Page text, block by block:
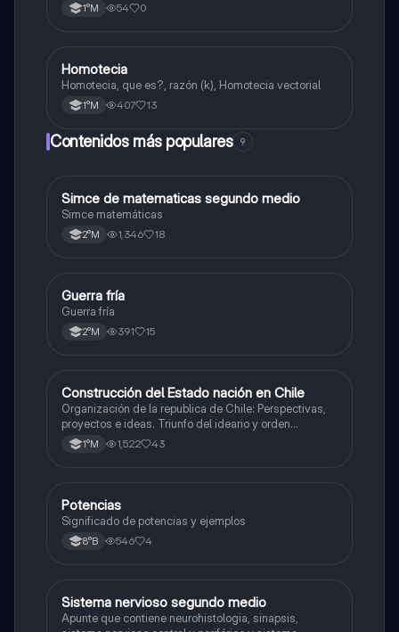
1°M 54 0
Matemáticas
Homotecia
Homotecia, que es?, razón (k), Homotecia vectorial
1°M 407 13
Contenidos más populares 9
Matemáticas
Simce de matematicas segundo medio
Simce matemáticas
2°M 1,346 18
Historia
Guerra fría
Guerra fría
2°M 391 15
Historia
Construcción del Estado nación en Chile
Organización de la republica de Chile: Perspectivas,
proyectos e ideas. Triunfo del ideario y orden
conservador. Constitución de 1833. "Era Portaliana"
1°M 1,522 43
Matemáticas
Potencias
Significado de potencias y ejemplos
8°B 546 4
Biología
Sistema nervioso segundo medio
Apunte que contiene neurohistologia, sinapsis,